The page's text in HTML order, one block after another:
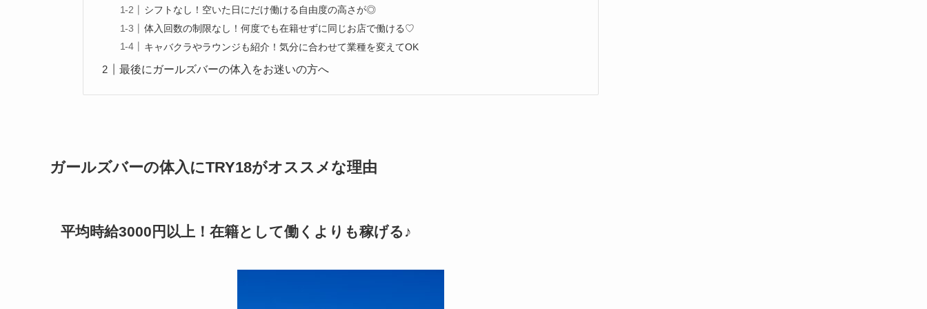
シフトなし！空いた日にだけ働ける自由度の高さが◎
体入回数の制限なし！何度でも在籍せずに同じお店で働ける♡
キャバクラやラウンジも紹介！気分に合わせて業種を変えてOK
最後にガールズバーの体入をお迷いの方へ
ガールズバーの体入にTRY18がオススメな理由
平均時給3000円以上！在籍として働くよりも稼げる♪